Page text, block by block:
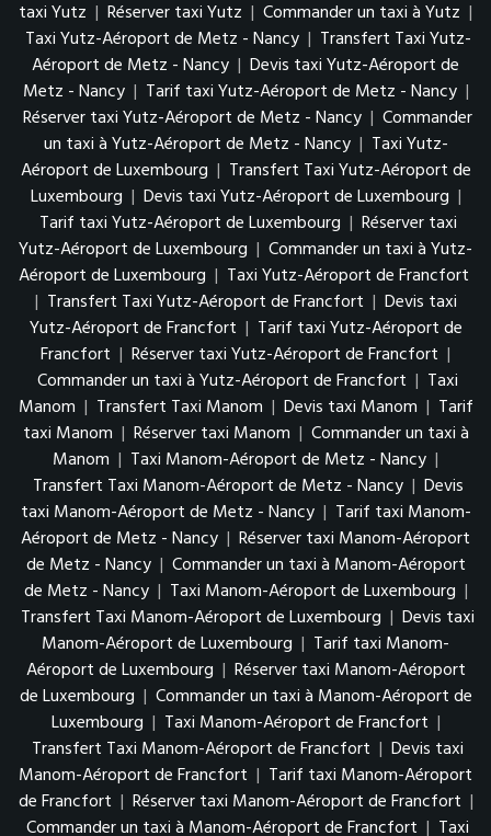
taxi Yutz | Réserver taxi Yutz | Commander un taxi à Yutz |
Taxi Yutz-Aéroport de Metz - Nancy | Transfert Taxi Yutz-
Aéroport de Metz - Nancy | Devis taxi Yutz-Aéroport de
Metz - Nancy | Tarif taxi Yutz-Aéroport de Metz - Nancy |
Réserver taxi Yutz-Aéroport de Metz - Nancy | Commander
un taxi à Yutz-Aéroport de Metz - Nancy | Taxi Yutz-
Aéroport de Luxembourg | Transfert Taxi Yutz-Aéroport de
Luxembourg | Devis taxi Yutz-Aéroport de Luxembourg |
Tarif taxi Yutz-Aéroport de Luxembourg | Réserver taxi
Yutz-Aéroport de Luxembourg | Commander un taxi à Yutz-
Aéroport de Luxembourg | Taxi Yutz-Aéroport de Francfort
| Transfert Taxi Yutz-Aéroport de Francfort | Devis taxi
Yutz-Aéroport de Francfort | Tarif taxi Yutz-Aéroport de
Francfort | Réserver taxi Yutz-Aéroport de Francfort |
Commander un taxi à Yutz-Aéroport de Francfort | Taxi
Manom | Transfert Taxi Manom | Devis taxi Manom | Tarif
taxi Manom | Réserver taxi Manom | Commander un taxi à
Manom | Taxi Manom-Aéroport de Metz - Nancy |
Transfert Taxi Manom-Aéroport de Metz - Nancy | Devis
taxi Manom-Aéroport de Metz - Nancy | Tarif taxi Manom-
Aéroport de Metz - Nancy | Réserver taxi Manom-Aéroport
de Metz - Nancy | Commander un taxi à Manom-Aéroport
de Metz - Nancy | Taxi Manom-Aéroport de Luxembourg |
Transfert Taxi Manom-Aéroport de Luxembourg | Devis taxi
Manom-Aéroport de Luxembourg | Tarif taxi Manom-
Aéroport de Luxembourg | Réserver taxi Manom-Aéroport
de Luxembourg | Commander un taxi à Manom-Aéroport de
Luxembourg | Taxi Manom-Aéroport de Francfort |
Transfert Taxi Manom-Aéroport de Francfort | Devis taxi
Manom-Aéroport de Francfort | Tarif taxi Manom-Aéroport
de Francfort | Réserver taxi Manom-Aéroport de Francfort |
Commander un taxi à Manom-Aéroport de Francfort | Taxi